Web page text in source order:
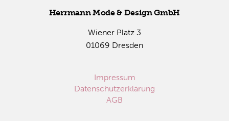
Herr­mann Mode & De­sign GmbH
Wie­ner Platz 3
01069 Dres­den
Impressum
Datenschutzerklärung
AGB